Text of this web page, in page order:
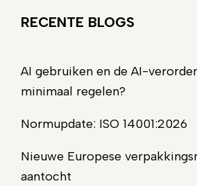
RECENTE BLOGS
AI gebruiken en de AI-
minimaal regelen?
Normupdate: ISO 14001:2026
Nieuwe Europese
aantocht